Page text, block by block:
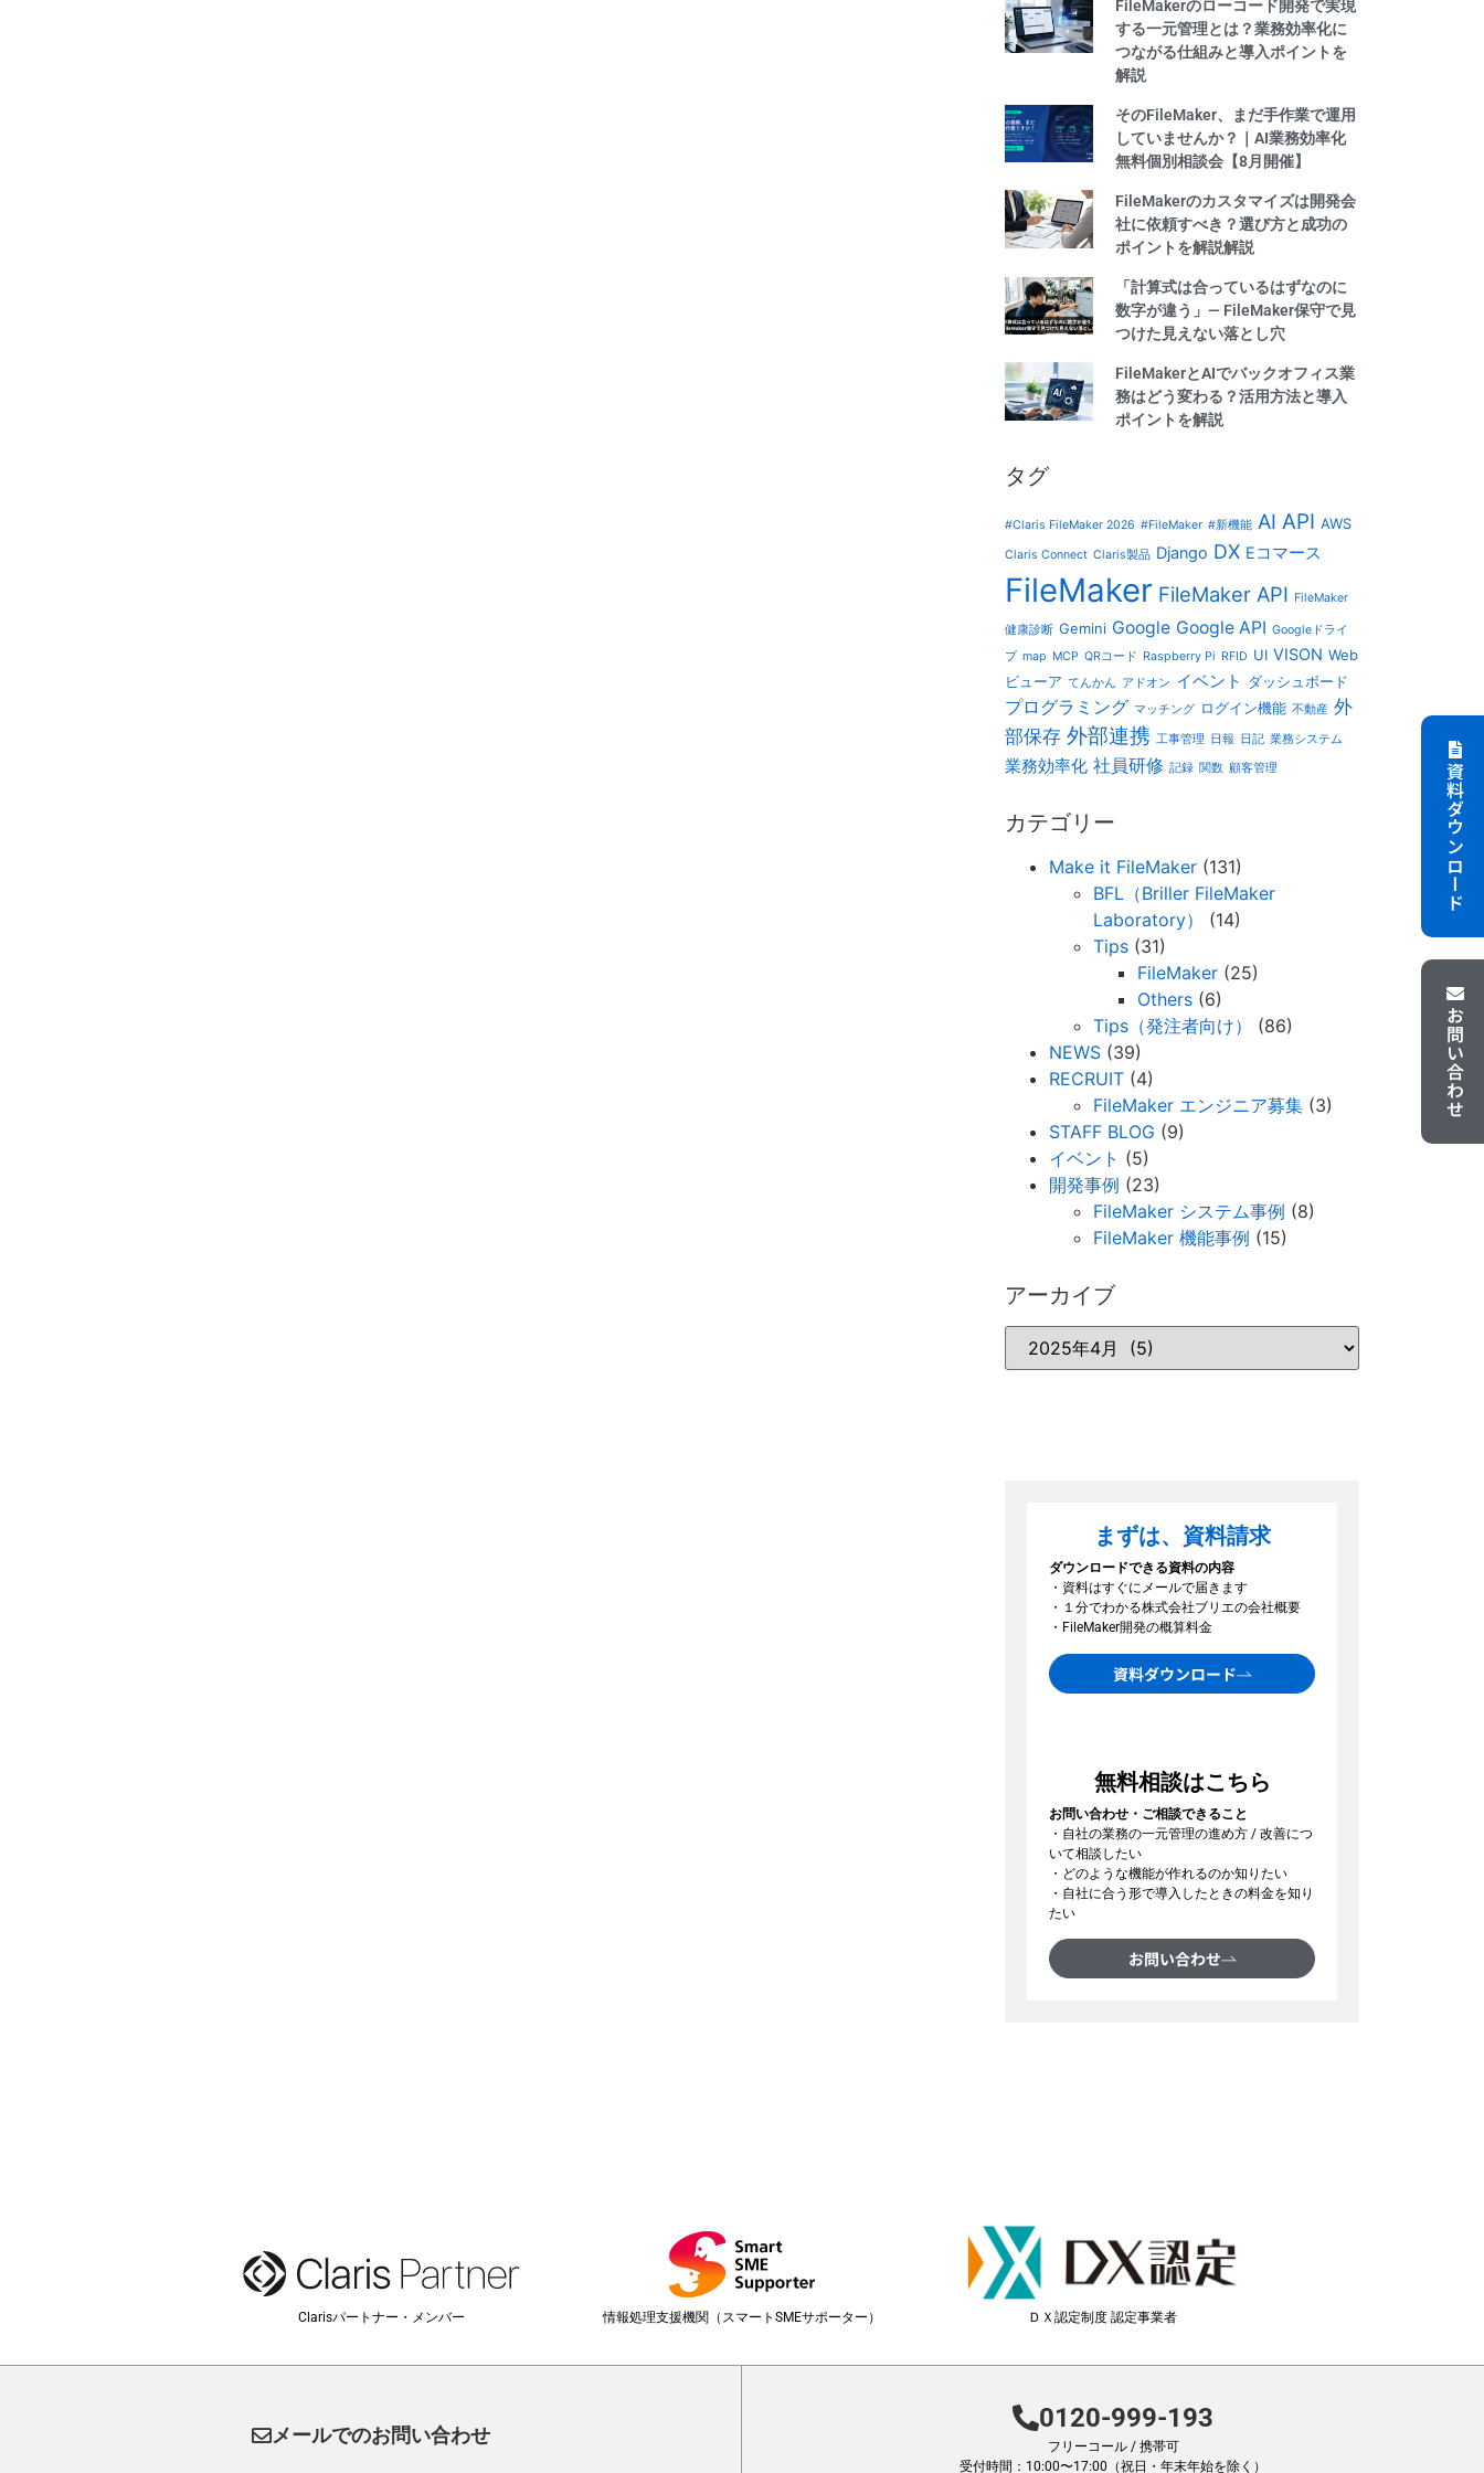
FileMakerのローコード開発で実現
する一元管理とは？業務効率化に
つながる仕組みと導入ポイントを
解説
そのFileMaker、まだ手作業で運用
していませんか？｜AI業務効率化
無料個別相談会【8月開催】
FileMakerのカスタマイズは開発会
社に依頼すべき？選び方と成功の
ポイントを解説解説
「計算式は合っているはずなのに
数字が違う」— FileMaker保守で見
つけた見えない落とし穴
FileMakerとAIでバックオフィス業
務はどう変わる？活用方法と導入
ポイントを解説
タグ
#Claris FileMaker 2026 #FileMaker #新機能 AI API AWS
Claris Connect Claris製品 Django DX Eコマース
FileMaker FileMaker API FileMaker
健康診断 Gemini Google Google API Googleドライ
ブ map MCP QRコード Raspberry Pi RFID UI VISON Web
ビューア てんかん アドオン イベント ダッシュボード
プログラミング マッチング ログイン機能 不動産 外
部保存 外部連携 工事管理 日報 日記 業務システム
業務効率化 社員研修 記録 関数 顧客管理
カテゴリー
Make it FileMaker (131)
BFL（Briller FileMaker
Laboratory）
(14)
Tips (31)
FileMaker (25)
Others (6)
Tips（発注者向け）
(86)
NEWS (39)
RECRUIT (4)
FileMaker エンジニア募集 (3)
STAFF BLOG (9)
イベント (5)
開発事例 (23)
FileMaker システム事例 (8)
FileMaker 機能事例 (15)
アーカイブ
まずは、資料請求
ダウンロードできる資料の内容
・資料はすぐにメールで届きます
・１分でわかる株式会社ブリエの会社概要
・FileMaker開発の概算料金
資料ダウンロード
無料相談はこちら
お問い合わせ・ご相談できること
・自社の業務の一元管理の進め方 / 改善につ
いて相談したい
・どのような機能が作れるのか知りたい
・自社に合う形で導入したときの料金を知り
たい
お問い合わせ
Clarisパートナー・メンバー 情報処理支援機関（スマートSMEサポーター） ＤＸ認定制度 認定事業者
メールでのお問い合わせ
0120-999-193
フリーコール / 携帯可
受付時間：10:00〜17:00（祝日・年末年始を除く）
資料ダウンロード
お問い合わせ